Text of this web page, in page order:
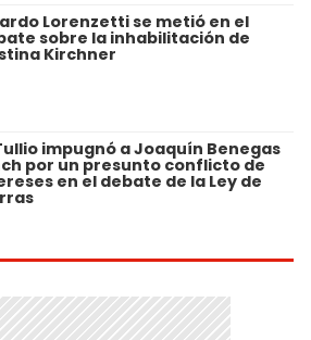
Lorenzetti se metió en el
sobre la inhabilitación de
Kirchner
impugnó a Joaquín Benegas
por un presunto conflicto de
en el debate de la Ley de